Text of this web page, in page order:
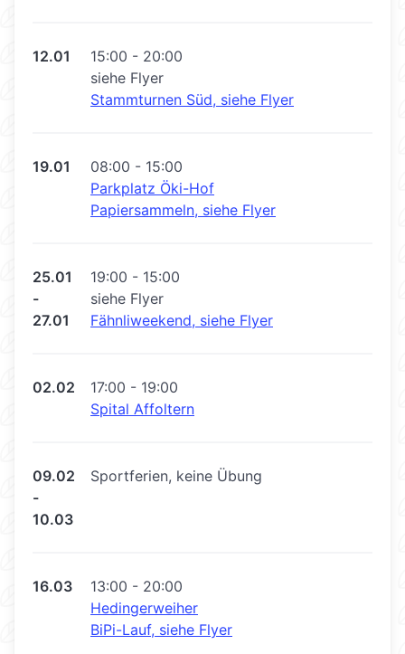
12.01
15:00 - 20:00
siehe Flyer
Stammturnen Süd, siehe Flyer
19.01
08:00 - 15:00
Parkplatz Öki-Hof
Papiersammeln, siehe Flyer
25.01
-
27.01
19:00 - 15:00
siehe Flyer
Fähnliweekend, siehe Flyer
02.02
17:00 - 19:00
Spital Affoltern
09.02
-
10.03
Sportferien, keine Übung
16.03
13:00 - 20:00
Hedingerweiher
BiPi-Lauf, siehe Flyer